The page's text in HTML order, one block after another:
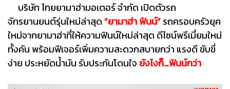
บริษัท ไทยยามาฮ่ามอเตอร์ จำกัด เปิดตัวรถ
จักรยานยนต์รุ่นใหม่ล่าสุด“ยามาฮ่า ฟินน์”รถครอบครัวยุค
ใหม่จากยามาฮ่าที่ให้ความฟินน์ใหม่ล่าสุด ดีไซน์พรีเมี่ยมใหม่
ทั้งคัน พร้อมฟีเจอร์เพิ่มความสะดวกสบายกว่า แรงดี ขับขี่
ง่าย ประหยัดน้ำมัน รับประกันโดนใจ ยังไงก็…ฟินน์กว่า